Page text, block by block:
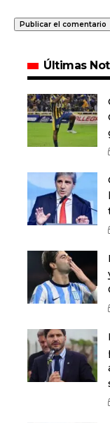
Últimas